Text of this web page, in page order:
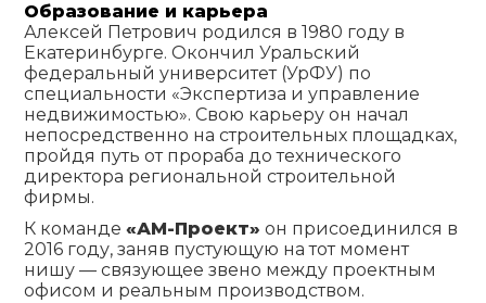
Образование и карьера
Алексей Петрович родился в 1980 году в
Екатеринбурге. Окончил Уральский
федеральный университет (УрФУ) по
специальности «Экспертиза и управление
недвижимостью». Свою карьеру он начал
непосредственно на строительных площадках,
пройдя путь от прораба до технического
директора региональной строительной
фирмы.
К команде«АМ-Проект» он присоединился в
2016 году, заняв пустующую на тот момент
нишу — связующее звено между проектным
офисом и реальным производством.